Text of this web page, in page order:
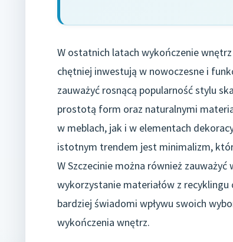
W ostatnich latach wykończenie
chętniej inwestują w nowoczesne i
zauważyć rosnącą popularność stylu
prostotą form oraz naturalnymi
w meblach, jak i w elementach
istotnym trendem jest minimalizm,
W Szczecinie można również
wykorzystanie materiałów z
bardziej świadomi wpływu swoich
wykończenia wnętrz.